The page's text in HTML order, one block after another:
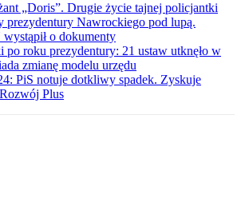
„Doris”. Drugie życie tajnej policjantki
prezydentury Nawrockiego pod lupą.
o dokumenty
roku prezydentury: 21 ustaw utknęło w
zmianę modelu urzędu
PiS notuje dotkliwy spadek. Zyskuje
Plus